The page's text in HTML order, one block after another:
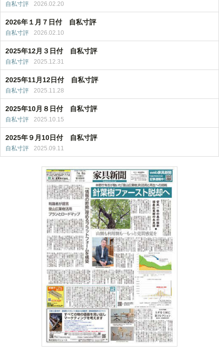
自私寸評 2026.02.20
2026年１月７日付 自私寸評
自私寸評 2026.02.10
2025年12月３日付 自私寸評
自私寸評 2025.12.31
2025年11月12日付 自私寸評
自私寸評 2025.11.28
2025年10月８日付 自私寸評
自私寸評 2025.10.15
2025年９月10日付 自私寸評
自私寸評 2025.09.11